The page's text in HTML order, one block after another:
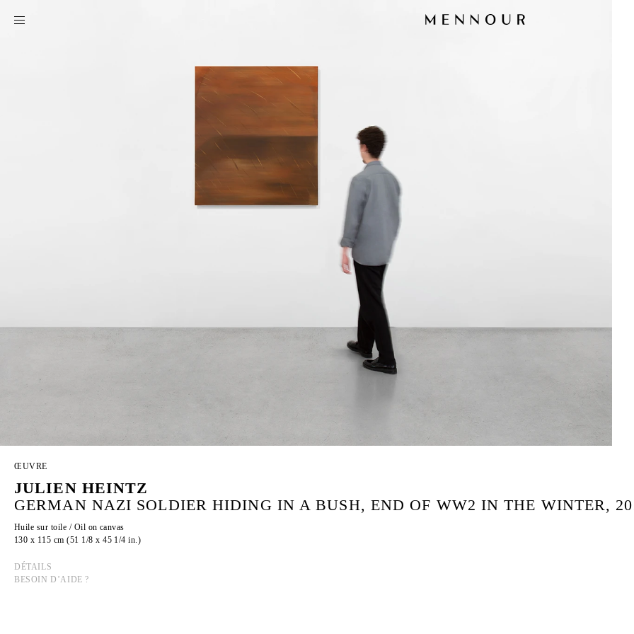
ŒUVRE
JULIEN HEINTZ
GERMAN NAZI SOLDIER HIDING IN A BUSH, END OF WW2 IN THE WINTER,
Huile sur toile / Oil on canvas
130 x 115 cm (51 1/8 x 45 1/4 in.)
DÉTAILS
BESOIN D’AIDE ?